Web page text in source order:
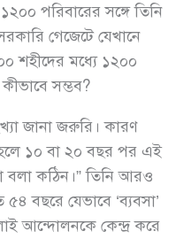
পরিবারের সঙ্গে তিনি
গেজেটে যেখানে
শহীদের মধ্যে ১২০০
সম্ভব?
জানা জরুরি। কারণ
১০ বা ২০ বছর পর এই
বলা কঠিন।” তিনি আরও
বছরে যেভাবে ‘ব্যবসা’
আন্দোলনকে কেন্দ্র করে